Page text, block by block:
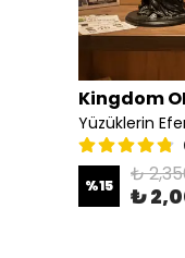
Kingdom
%15 ₺
₺